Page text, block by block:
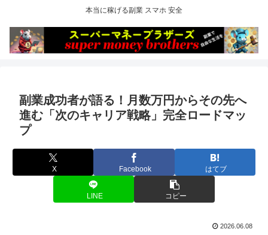
本当に稼げる副業 スマホ 安全
副業成功者が語る！月数万円からその先へ
進む「次のキャリア戦略」完全ロードマッ
プ
X Facebook はてブ
LINE コピー
2026.06.08